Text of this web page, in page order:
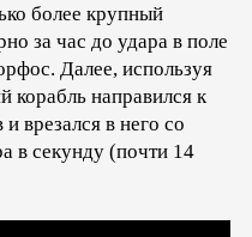
более крупный
за час до удара в поле
Далее, используя
корабль направился к
врезался в него со
в секунду (почти 14